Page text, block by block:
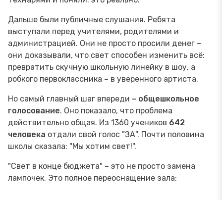
Дальше были публичные слушания. Ребята
выступали перед учителями, родителями и
администрацией. Они не просто просили денег –
они доказывали, что свет способен изменить всё:
превратить скучную школьную линейку в шоу, а
робкого первоклассника – в уверенного артиста.
Но самый главный шаг впереди – общешкольное
голосование. Оно показало, что проблема
действительно общая. Из 1360 учеников 642
человека отдали свой голос "ЗА". Почти половина
школы сказала: "Мы хотим свет!".
"Свет в конце бюджета" – это не просто замена
лампочек. Это полное переоснащение зала: